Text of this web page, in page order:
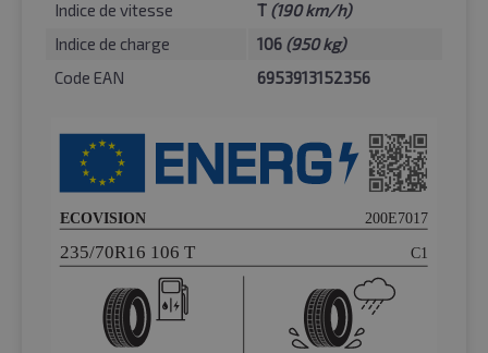
Indice de vitesse
T (190 km/h)
Indice de charge
106 (950 kg)
Code EAN
6953913152356